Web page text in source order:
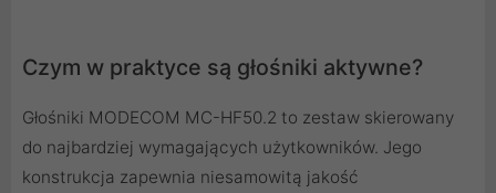
Czym w praktyce są głośniki aktywne?
Głośniki MODECOM MC-HF50.2 to zestaw skierowany
do najbardziej wymagających użytkowników. Jego
konstrukcja zapewnia niesamowitą jakość